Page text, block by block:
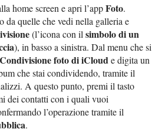
home screen e apri l’appFoto.
da quelle che vedi nella galleria e
(l’icona con ilsimbolo di un
), in basso a sinistra. Dal menu che si
Condivisione foto di iCloude digita un
che stai condividendo, tramite il
A questo punto, premi il tasto
dei contatti con i quali vuoi
l’operazione tramite il
.